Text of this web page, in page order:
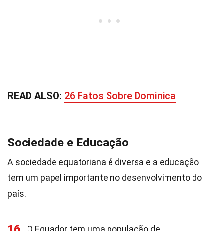
READ ALSO: 26 Fatos Sobre Dominica
Sociedade e Educação
A sociedade equatoriana é diversa e a educação
tem um papel importante no desenvolvimento do
país.
O Equador tem uma população de